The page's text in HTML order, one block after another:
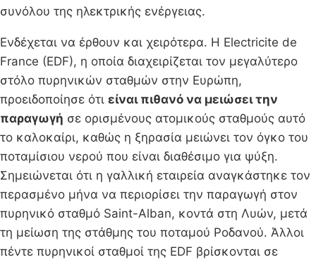
συνόλου της ηλεκτρικής ενέργειας.
Ενδέχεται να έρθουν και χειρότερα. Η Electricite de
France (EDF), η οποία διαχειρίζεται τον μεγαλύτερο
στόλο πυρηνικών σταθμών στην Ευρώπη,
προειδοποίησε ότι είναι πιθανό να μειώσει την
παραγωγή σε ορισμένους ατομικούς σταθμούς αυτό
το καλοκαίρι, καθώς η ξηρασία μειώνει τον όγκο του
ποταμίσιου νερού που είναι διαθέσιμο για ψύξη.
Σημειώνεται ότι η γαλλική εταιρεία αναγκάστηκε τον
περασμένο μήνα να περιορίσει την παραγωγή στον
πυρηνικό σταθμό Saint-Alban, κοντά στη Λυών, μετά
τη μείωση της στάθμης του ποταμού Ροδανού. Άλλοι
πέντε πυρηνικοί σταθμοί της EDF βρίσκονται σε